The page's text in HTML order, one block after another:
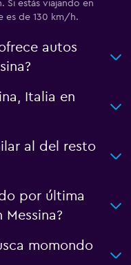
Si estás viajando en
es de 130 km/h.
autos
Italia en
al del resto
por última
momondo